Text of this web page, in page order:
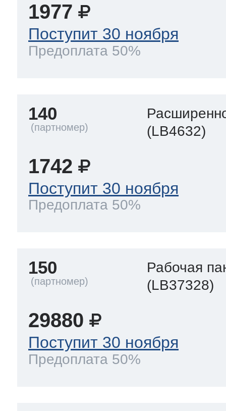
1977
Поступит 30 ноября
Предоплата 50%
140
(LB4632)
1742
Поступит 30 ноября
Предоплата 50%
150
Рабочая
(LB37328)
29880
Поступит 30 ноября
Предоплата 50%